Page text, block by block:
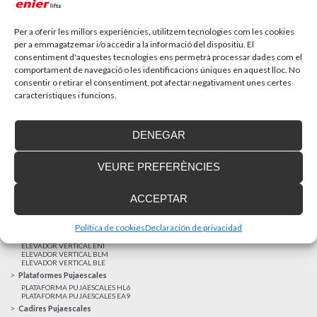
Per a oferir les millors experiències, utilitzem tecnologies com les cookies
per a emmagatzemar i/o accedir a la informació del dispositiu. El
consentiment d'aquestes tecnologies ens permetrà processar dades com el
comportament de navegació o les identificacions úniques en aquest lloc. No
consentir o retirar el consentiment, pot afectar negativament unes certes
característiques i funcions.
ACCEPTAR
DENEGAR
VEURE PREFERÈNCIES
Política de cookiesDeclaración de privacidad
MÉS NOTÍCIES
ELEVADOR UNIFAMILIAR EHP 05
Elevadors Verticals
ELEVADOR VERTICAL ENI
ELEVADOR VERTICAL BLM
ELEVADOR VERTICAL BLE
Plataformes Pujaescales
PLATAFORMA PUJAESCALES HL6
PLATAFORMA PUJAESCALES EA9
Cadires Pujaescales